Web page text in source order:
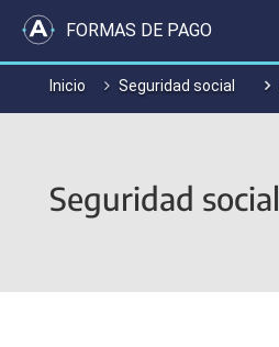
FORMAS DE PAGO
Inicio Seguridad social
Seguridad social